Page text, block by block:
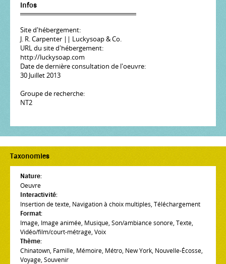
Infos
Site d'hébergement:
J. R. Carpenter || Luckysoap & Co.
URL du site d'hébergement:
http://luckysoap.com
Date de dernière consultation de l'oeuvre:
30 Juillet 2013
Groupe de recherche:
NT2
Taxonomies
Nature:
Oeuvre
Interactivité:
Insertion de texte Navigation à choix multiples Téléchargement
Format:
Image Image animée Musique Son/ambiance sonore Texte
Vidéo/film/court-métrage Voix
Thème:
Chinatown Famille Mémoire Métro New York Nouvelle-Écosse
Voyage Souvenir